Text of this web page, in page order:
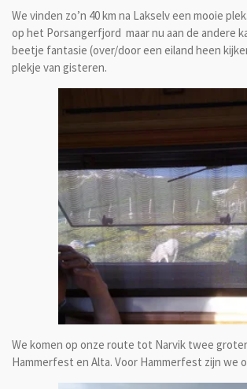
We vinden zo’n 40 km na Lakselv een mooie
op het Porsangerfjord maar nu aan de andere
beetje fantasie (over/door een eiland heen
plekje van gisteren.
We komen op onze route tot Narvik twee
Hammerfest en Alta. Voor Hammerfest zijn we